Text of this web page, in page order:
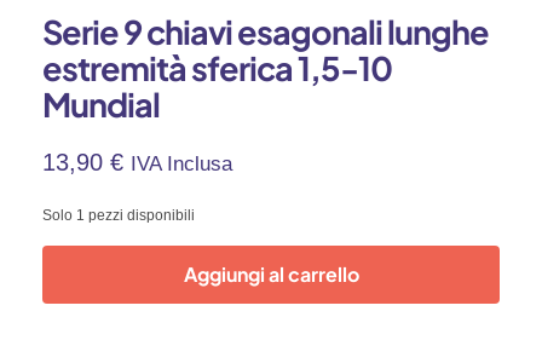
Serie 9 chiavi esagonali lunghe
estremità sferica 1,5-10
Mundial
13,90 € IVA Inclusa
Solo 1 pezzi disponibili
Aggiungi al carrello